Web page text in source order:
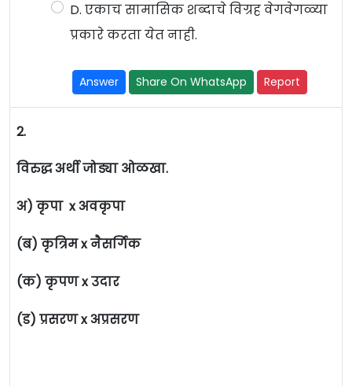
D. एकाच सामासिक शब्दाचे विग्रह वेगवेगळ्या
प्रकारे करता येत नाही.
Answer Share On WhatsApp Report
2.
विरुद्ध अर्थी जोड्या ओळखा.
अ) कृपा x अवकृपा
(ब) कृत्रिम x नैसर्गिक
(क) कृपण x उदार
(ड) प्रसरण x अप्रसरण